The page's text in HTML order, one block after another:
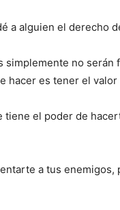
a alguien el derecho
simplemente no
hacer es tener el
tiene el poder de
a tus